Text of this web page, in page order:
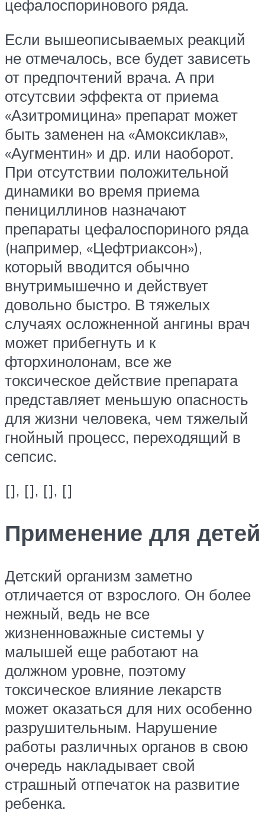
цефалоспоринового ряда.
Если вышеописываемых реакций
не отмечалось, все будет зависеть
от предпочтений врача. А при
отсутсвии эффекта от приема
«Азитромицина» препарат может
быть заменен на «Амоксиклав»,
«Аугментин» и др. или наоборот.
При отсутствии положительной
динамики во время приема
пенициллинов назначают
препараты цефалоспориного ряда
(например, «Цефтриаксон»),
который вводится обычно
внутримышечно и действует
довольно быстро. В тяжелых
случаях осложненной ангины врач
может прибегнуть и к
фторхинолонам, все же
токсическое действие препарата
представляет меньшую опасность
для жизни человека, чем тяжелый
гнойный процесс, переходящий в
сепсис.
[], [], [], []
Применение для детей
Детский организм заметно
отличается от взрослого. Он более
нежный, ведь не все
жизненноважные системы у
малышей еще работают на
должном уровне, поэтому
токсическое влияние лекарств
может оказаться для них особенно
разрушительным. Нарушение
работы различных органов в свою
очередь накладывает свой
страшный отпечаток на развитие
ребенка.